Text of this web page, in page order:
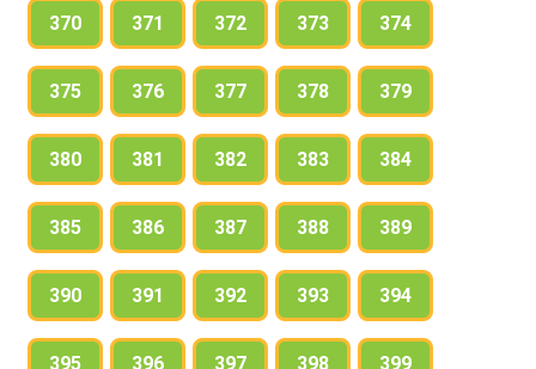
370 371 372 373 374
375 376 377 378 379
380 381 382 383 384
385 386 387 388 389
390 391 392 393 394
395 396 397 398 399